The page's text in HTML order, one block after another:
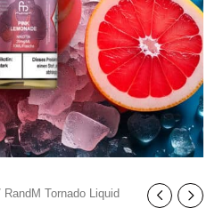
RandM Tornado Liquid